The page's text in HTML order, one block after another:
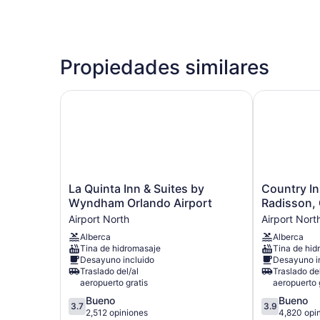
Propiedades similares
La
Quinta
Inn
&
Suites
by
Wyndham
Orlando
Airport
Airport
North
La Quinta Inn & Suites by
Wyndham Orlando Airport
Airport North
Alberca
Tina de hidromasaje
Desayuno incluido
Traslado del/al
aeropuerto gratis
3.7
de
3.7 Bueno
2,512 opiniones
La Quinta Inn & Suites by Wyndham Orlando
Country
Inn
&
Suites
by
Radisson,
Orlando
Airport,
Airport
North
Country
Radisson,
Airport
Alberca
Tina de
Desayuno
Traslado
aeropuerto
3.9
de
3.9 Bueno
4,820
Country Inn